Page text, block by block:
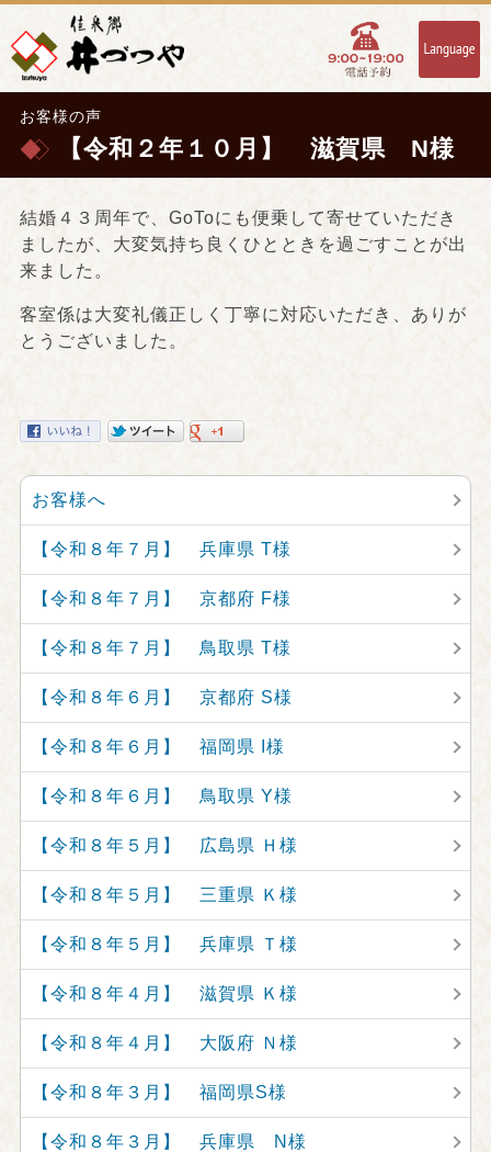
お客様の声
【令和２年１０月】 滋賀県 N様
結婚４３周年で、GoToにも便乗して寄せていただき
ましたが、大変気持ち良くひとときを過ごすことが出
来ました。
客室係は大変礼儀正しく丁寧に対応いただき、ありが
とうございました。
お客様へ
【令和８年７月】 兵庫県 T様
【令和８年７月】 京都府 F様
【令和８年７月】 鳥取県 T様
【令和８年６月】 京都府 S様
【令和８年６月】 福岡県 I様
【令和８年６月】 鳥取県 Y様
【令和８年５月】 広島県 Ｈ様
【令和８年５月】 三重県 Ｋ様
【令和８年５月】 兵庫県 Ｔ様
【令和８年４月】 滋賀県 Ｋ様
【令和８年４月】 大阪府 Ｎ様
【令和８年３月】 福岡県S様
【令和８年３月】 兵庫県 N様